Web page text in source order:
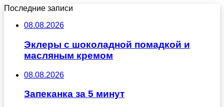
Последние записи
08.08.2026
Эклеры с шоколадной помадкой и
масляным кремом
08.08.2026
Запеканка за 5 минут